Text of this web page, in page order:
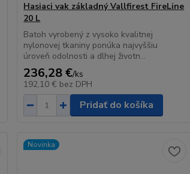
Hasiaci vak základný Vallfirest FireLine
20 L
Batoh vyrobený z vysoko kvalitnej
nylonovej tkaniny ponúka najvyššiu
úroveň odolnosti a dlhej životn...
236,28 €/ks
192,10 € bez DPH
Pridať do košíka
Novinka